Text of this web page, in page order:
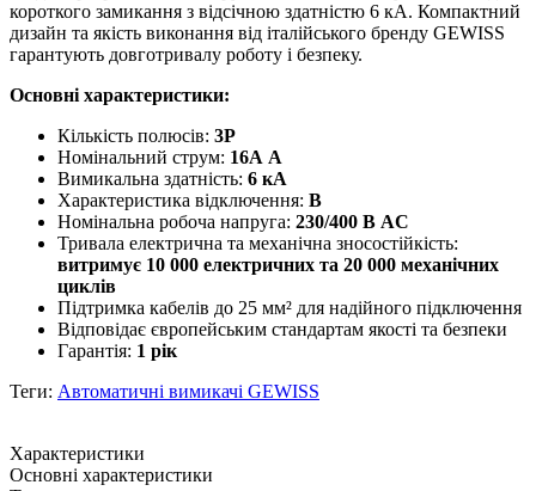
короткого замикання з відсічною здатністю 6 кА. Компактний
дизайн та якість виконання від італійського бренду GEWISS
гарантують довготривалу роботу і безпеку.
Основні характеристики:
Кількість полюсів: 3P
Номінальний струм: 16А А
Вимикальна здатність: 6 кА
Характеристика відключення: B
Номінальна робоча напруга: 230/400 В AC
Тривала електрична та механічна зносостійкість:
витримує 10 000 електричних та 20 000 механічних
циклів
Підтримка кабелів до 25 мм² для надійного підключення
Відповідає європейським стандартам якості та безпеки
Гарантія: 1 рік
Теги: Автоматичні вимикачі GEWISS
Характеристики
Основні характеристики